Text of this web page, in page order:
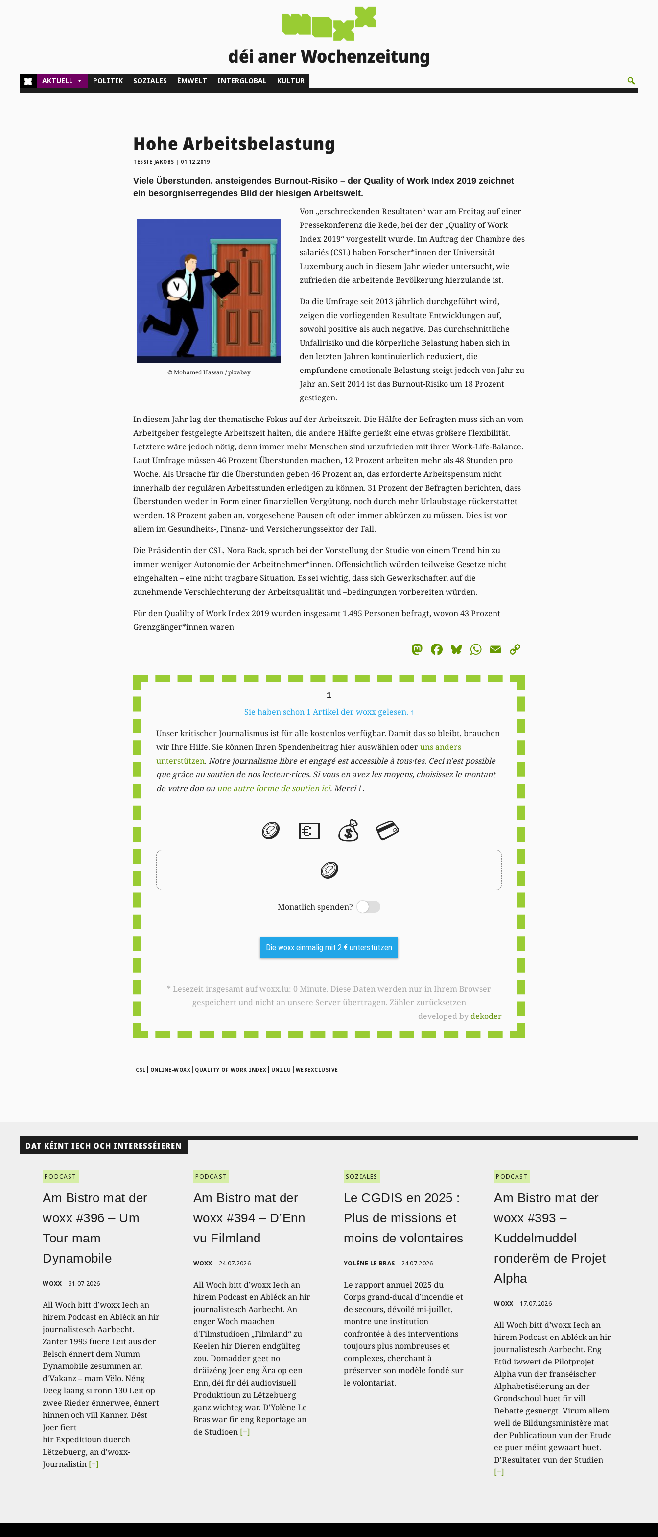
déi aner Wochenzeitung
AKTUELL POLITIK SOZIALES ËMWELT INTERGLOBAL KULTUR
Hohe Arbeitsbelastung
TESSIE JAKOBS | 01.12.2019
Viele Überstunden, ansteigendes Burnout-Risiko – der Quality of Work Index 2019 zeichnet
ein besorgniserregendes Bild der hiesigen Arbeitswelt.
© Mohamed Hassan / pixabay
Von „erschreckenden Resultaten“ war am Freitag auf einer
Pressekonferenz die Rede, bei der der „Quality of Work
Index 2019“ vorgestellt wurde. Im Auftrag der Chambre des
salariés (CSL) haben Forscher*innen der Universität
Luxemburg auch in diesem Jahr wieder untersucht, wie
zufrieden die arbeitende Bevölkerung hierzulande ist.
Da die Umfrage seit 2013 jährlich durchgeführt wird,
zeigen die vorliegenden Resultate Entwicklungen auf,
sowohl positive als auch negative. Das durchschnittliche
Unfallrisiko und die körperliche Belastung haben sich in
den letzten Jahren kontinuierlich reduziert, die
empfundene emotionale Belastung steigt jedoch von Jahr zu
Jahr an. Seit 2014 ist das Burnout-Risiko um 18 Prozent
gestiegen.
In diesem Jahr lag der thematische Fokus auf der Arbeitszeit. Die Hälfte der Befragten muss sich an vom
Arbeitgeber festgelegte Arbeitszeit halten, die andere Hälfte genießt eine etwas größere Flexibilität.
Letztere wäre jedoch nötig, denn immer mehr Menschen sind unzufrieden mit ihrer Work-Life-Balance.
Laut Umfrage müssen 46 Prozent Überstunden machen, 12 Prozent arbeiten mehr als 48 Stunden pro
Woche. Als Ursache für die Überstunden geben 46 Prozent an, das erforderte Arbeitspensum nicht
innerhalb der regulären Arbeitsstunden erledigen zu können. 31 Prozent der Befragten berichten, dass
Überstunden weder in Form einer finanziellen Vergütung, noch durch mehr Urlaubstage rückerstattet
werden. 18 Prozent gaben an, vorgesehene Pausen oft oder immer abkürzen zu müssen. Dies ist vor
allem im Gesundheits-, Finanz- und Versicherungssektor der Fall.
Die Präsidentin der CSL, Nora Back, sprach bei der Vorstellung der Studie von einem Trend hin zu
immer weniger Autonomie der Arbeitnehmer*innen. Offensichtlich würden teilweise Gesetze nicht
eingehalten – eine nicht tragbare Situation. Es sei wichtig, dass sich Gewerkschaften auf die
zunehmende Verschlechterung der Arbeitsqualität und –bedingungen vorbereiten würden.
Für den Qualilty of Work Index 2019 wurden insgesamt 1.495 Personen befragt, wovon 43 Prozent
Grenzgänger*innen waren.
Mastodon
Facebook
Bluesky
WhatsApp
Email
1
Sie haben schon 1 Artikel der woxx gelesen. ↑
Unser kritischer Journalismus ist für alle kostenlos verfügbar. Damit das so bleibt, brauchen
wir Ihre Hilfe. Sie können Ihren Spendenbeitrag hier auswählen oderuns anders
unterstützen. Notre journalisme libre et engagé est accessible à tous·tes. Ceci n'est possible
que grâce au soutien de nos lecteur·rices. Si vous en avez les moyens, choisissez le montant
de votre don ou une autre forme de soutien ici. Merci ! .
🪙 💶 💰 💳
🪙
Monatlich spenden?
Switch
Die woxx einmalig mit 2 € unterstützen
* Lesezeit insgesamt auf woxx.lu: 0 Minute. Diese Daten werden nur in Ihrem Browser
gespeichert und nicht an unsere Server übertragen. Zähler zurücksetzen
developed bydekoder
CSL | ONLINE-WOXX | QUALITY OF WORK INDEX | UNI.LU | WEBEXCLUSIVE
DAT KÉINT IECH OCH INTERESSÉIEREN
PODCAST
Am Bistro mat der
woxx #396 – Um
Tour mam
Dynamobile
WOXX 31.07.2026
All Woch bitt d’woxx Iech an
hirem Podcast en Abléck an hir
journalistesch Aarbecht.
Zanter 1995 fuere Leit aus der
Belsch ënnert dem Numm
Dynamobile zesummen an
d'Vakanz – mam Vëlo. Néng
Deeg laang si ronn 130 Leit op
zwee Rieder ënnerwee, ënnert
hinnen och vill Kanner. Dëst
Joer fiert
hir Expeditioun duerch
Lëtzebuerg, an d'woxx-
Journalistin [+]
PODCAST
Am Bistro mat der
woxx #394 – D’Enn
vu Filmland
WOXX 24.07.2026
All Woch bitt d’woxx Iech an
hirem Podcast en Abléck an hir
journalistesch Aarbecht. An
enger Woch maachen
d'Filmstudioen „Filmland“ zu
Keelen hir Dieren endgülteg
zou. Domadder geet no
dräizéng Joer eng Ära op een
Enn, déi fir déi audiovisuell
Produktioun zu Lëtzebuerg
ganz wichteg war. D'Yolène Le
Bras war fir eng Reportage an
de Studioen [+]
SOZIALES
Le CGDIS en 2025 :
Plus de missions et
moins de volontaires
YOLÈNE LE BRAS 24.07.2026
Le rapport annuel 2025 du
Corps grand-ducal d’incendie et
de secours, dévoilé mi-juillet,
montre une institution
confrontée à des interventions
toujours plus nombreuses et
complexes, cherchant à
préserver son modèle fondé sur
le volontariat.
PODCAST
Am Bistro mat der
woxx #393 –
Kuddelmuddel
ronderëm de Projet
Alpha
WOXX 17.07.2026
All Woch bitt d’woxx Iech an
hirem Podcast en Abléck an hir
journalistesch Aarbecht. Eng
Etüd iwwert de Pilotprojet
Alpha vun der franséischer
Alphabetiséierung an der
Grondschoul huet fir vill
Debatte gesuergt. Virum allem
well de Bildungsministère mat
der Publicatioun vun der Etude
ee puer méint gewaart huet.
D'Resultater vun der Studien
[+]